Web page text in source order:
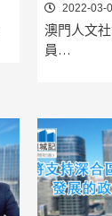
2022-03-
澳門人文
員…